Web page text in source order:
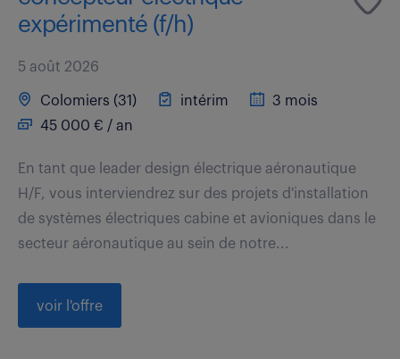
expérimenté (f/h)
5 août 2026
Colomiers (31) intérim
3 mois
45 000 € / an
En tant que leader design électrique aéronautique
H/F, vous interviendrez sur des projets d'installation
de systèmes électriques cabine et avioniques dans le
secteur aéronautique au sein de notre...
voir l'offre